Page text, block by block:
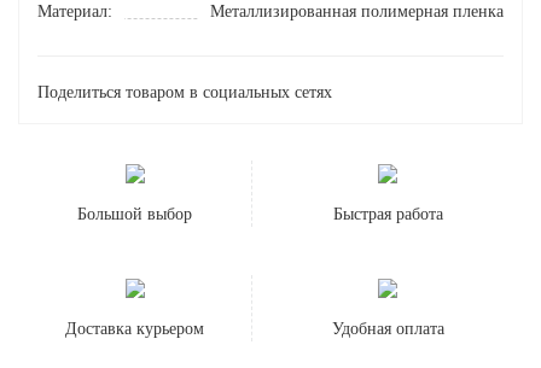
Материал: Металлизированная полимерная пленка
Поделиться товаром в социальных сетях
Большой выбор Быстрая работа
Доставка курьером Удобная оплата